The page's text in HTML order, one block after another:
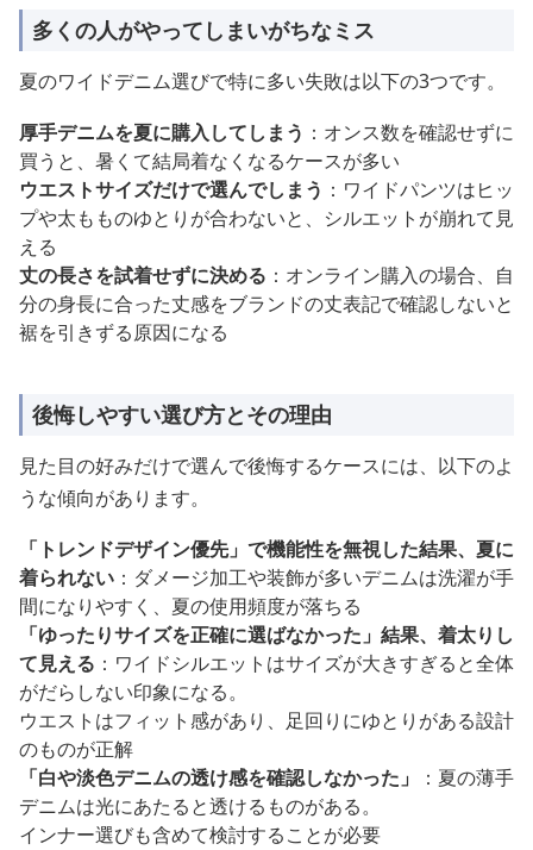
多くの人がやってしまいがちなミス
夏のワイドデニム選びで特に多い失敗は以下の3つです。
厚手デニムを夏に購入してしまう ：オンス数を確認せずに
買うと、暑くて結局着なくなるケースが多い
ウエストサイズだけで選んでしまう ：ワイドパンツはヒッ
プや太もものゆとりが合わないと、シルエットが崩れて見
える
丈の長さを試着せずに決める ：オンライン購入の場合、自
分の身長に合った丈感をブランドの丈表記で確認しないと
裾を引きずる原因になる
後悔しやすい選び方とその理由
見た目の好みだけで選んで後悔するケースには、以下のよ
うな傾向があります。
「トレンドデザイン優先」で機能性を無視した結果、夏に
着られない ：ダメージ加工や装飾が多いデニムは洗濯が手
間になりやすく、夏の使用頻度が落ちる
「ゆったりサイズを正確に選ばなかった」結果、着太りし
て見える ：ワイドシルエットはサイズが大きすぎると全体
がだらしない印象になる。
ウエストはフィット感があり、足回りにゆとりがある設計
のものが正解
「白や淡色デニムの透け感を確認しなかった」
：夏の薄手
デニムは光にあたると透けるものがある。
インナー選びも含めて検討することが必要